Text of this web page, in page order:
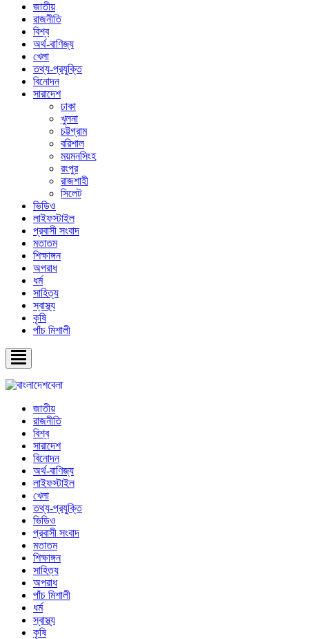
জাতীয়
রাজনীতি
বিশ্ব
অর্থ-বাণিজ্য
খেলা
তথ্য-প্রযুক্তি
বিনোদন
সারাদেশ
ঢাকা
খুলনা
চট্টগ্রাম
বরিশাল
ময়মনসিংহ
রংপুর
রাজশাহী
সিলেট
ভিডিও
লাইফস্টাইল
প্রবাসী সংবাদ
মতাতম
শিক্ষাঙ্গন
অপরাধ
ধর্ম
সাহিত্য
স্বাস্থ্য
কৃষি
পাঁচ মিশালী
জাতীয়
রাজনীতি
বিশ্ব
সারাদেশ
বিনোদন
অর্থ-বাণিজ্য
লাইফস্টাইল
খেলা
তথ্য-প্রযুক্তি
ভিডিও
প্রবাসী সংবাদ
মতাতম
শিক্ষাঙ্গন
সাহিত্য
অপরাধ
পাঁচ মিশালী
ধর্ম
স্বাস্থ্য
কৃষি